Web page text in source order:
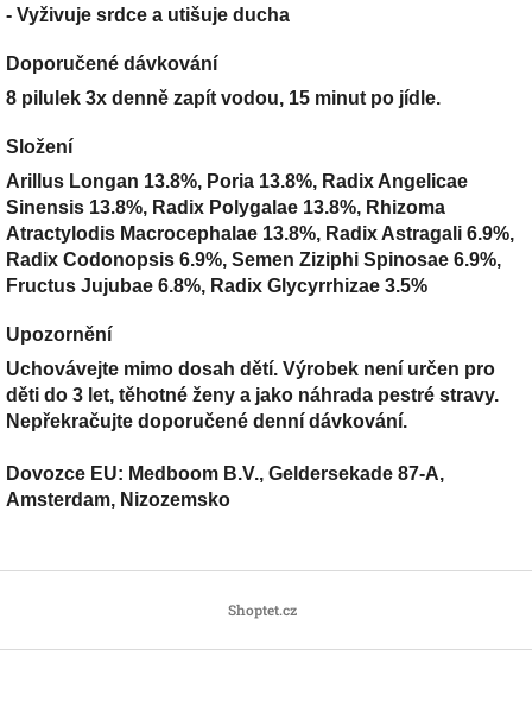
- Vyživuje srdce a utišuje ducha
Doporučené dávkování
8 pilulek 3x denně zapít vodou, 15 minut po jídle.
Složení
Arillus Longan 13.8%, Poria 13.8%, Radix Angelicae
Sinensis 13.8%, Radix Polygalae 13.8%, Rhizoma
Atractylodis Macrocephalae 13.8%, Radix Astragali 6.9%,
Radix Codonopsis 6.9%, Semen Ziziphi Spinosae 6.9%,
Fructus Jujubae 6.8%, Radix Glycyrrhizae 3.5%
Upozornění
Uchovávejte mimo dosah dětí. Výrobek není určen pro
děti do 3 let, těhotné ženy a jako náhrada pestré stravy.
Nepřekračujte doporučené denní dávkování.
Dovozce EU: Medboom B.V., Geldersekade 87-A,
Amsterdam, Nizozemsko
Shoptet.cz